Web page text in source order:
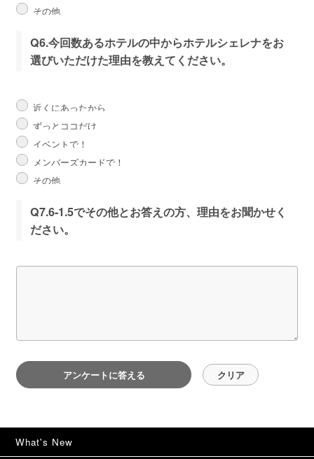
その他
Q6.今回数あるホテルの中からホテルシェレナをお
選びいただけた理由を教えてください。
近くにあったから
ずっとココだけ
イベントで！
メンバーズカードで！
その他
Q7.6-1.5でその他とお答えの方、理由をお聞かせく
ださい。
アンケートに答える
What's New